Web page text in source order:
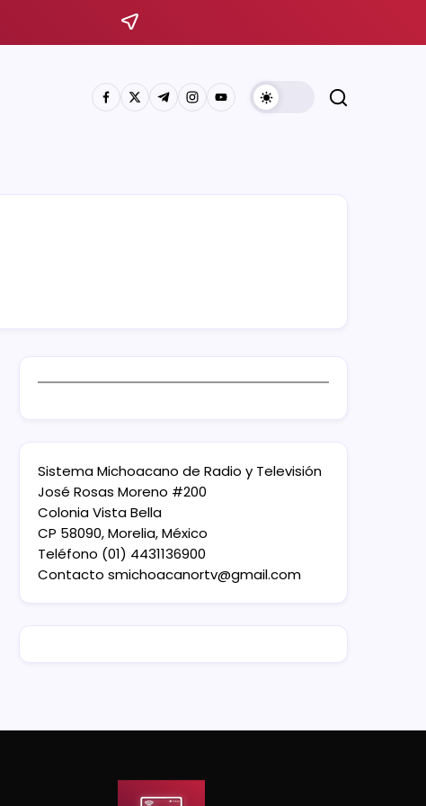
Sistema Michoacano de Radio y Televisión
José Rosas Moreno #200
Colonia Vista Bella
CP 58090, Morelia, México
Teléfono (01) 4431136900
Contacto smichoacanortv@gmail.com